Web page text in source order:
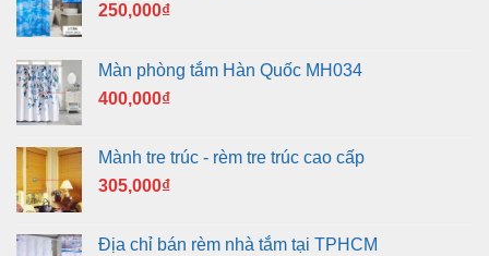
250,000₫
Màn phòng tắm Hàn Quốc MH034
400,000₫
Mành tre trúc - rèm tre trúc cao cấp
305,000₫
Địa chỉ bán rèm nhà tắm tại TPHCM